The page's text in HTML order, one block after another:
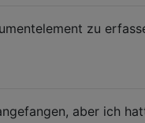
zu
aber ich